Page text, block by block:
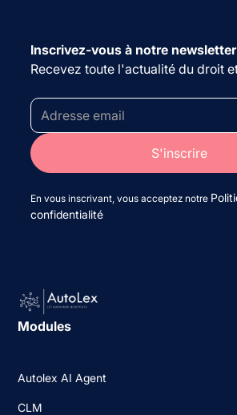
Inscrivez-vous à notre newsletter
Recevez toute l'actualité du droit
En vous inscrivant, vous acceptez notre
confidentialité
Modules
Autolex AI Agent
CLM